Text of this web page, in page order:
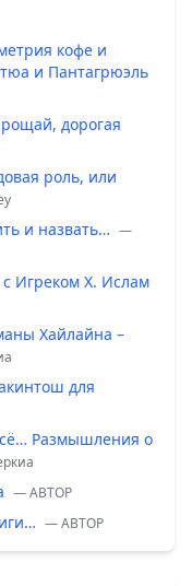
кофе и
и Пантагрюэль
дорогая
роль, или
и назвать… —
Игреком Х. Ислам
Хайлайна –
для
Размышления о
— ABTOP
— ABTOP